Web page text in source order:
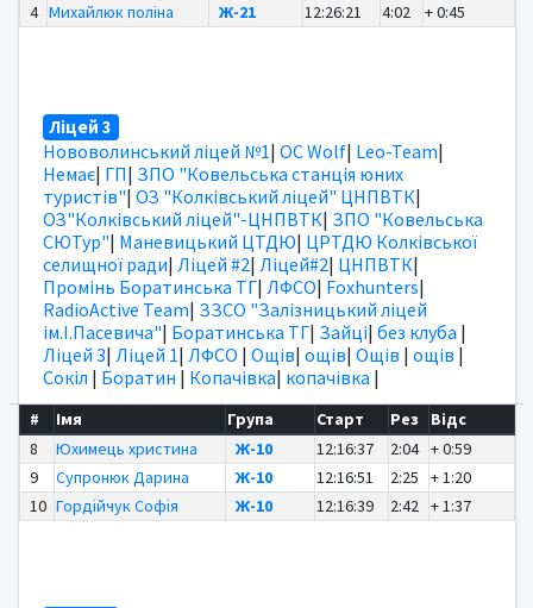
4 Михайлюк поліна Ж-21 12:26:21 4:02 + 0:45
Ліцей 3
Нововолинський ліцей №1| OC Wolf| Leo-Team|
Немає| ГП| ЗПО "Ковельська станція юних
туристів"| ОЗ "Колківський ліцей" ЦНПВТК|
ОЗ"Колківський ліцей"-ЦНПВТК| ЗПО "Ковельська
СЮТур"| Маневицький ЦТДЮ| ЦРТДЮ Колківської
селищної ради| Ліцей #2| Ліцей#2| ЦНПВТК|
Промінь Боратинська ТГ| ЛФСО| Foxhunters|
RadioActive Team| ЗЗСО "Залізницький ліцей
ім.І.Пасевича"| Боратинська ТГ| Зайці| без клуба |
Ліцей 3| Ліцей 1| ЛФСО | Ощів| ощів| Ощів | ощів |
Сокіл | Боратин | Копачівка| копачівка |
# Імя Група Старт Рез
Відс
8
Юхимець христина Ж-10 12:16:37 2:04 + 0:59
9
Супронюк Дарина Ж-10 12:16:51 2:25
+ 1:20
10 Гордійчук Софія Ж-10 12:16:39 2:42 + 1:37